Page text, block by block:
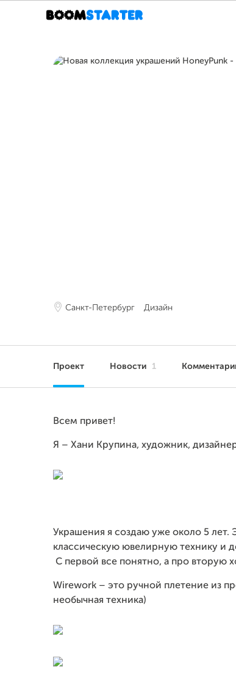
Санкт-Петербург Дизайн
Проект Новости 1
Всем привет!
Я – Хани Крупина, художник,
Украшения я создаю уже около 5 лет.
классическую ювелирную технику и
С первой все понятно, а про вторую
Wirework – это ручной плетение из
необычная техника)